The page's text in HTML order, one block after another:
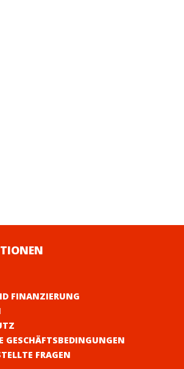
FINANZIERUNG
GESCHÄFTSBEDINGUNGEN
FRAGEN